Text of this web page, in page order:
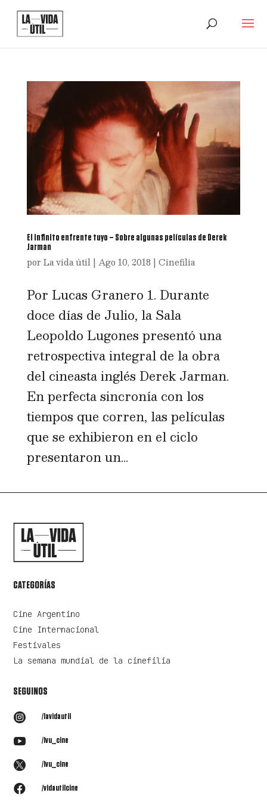
El infinito enfrente tuyo – Sobre algunas películas de Derek
Jarman
por La vida útil| Ago 10, 2018 | Cinefilia
Por Lucas Granero 1. Durante
doce días de Julio, la Sala
Leopoldo Lugones presentó una
retrospectiva integral de la obra
del cineasta inglés Derek Jarman.
En perfecta sincronía con los
tiempos que corren, las películas
que se exhibieron en el ciclo
presentaron un...
CATEGORÍAS
Cine Argentino
Cine Internacional
Festivales
La semana mundial de la cinefilia
SEGUINOS
 /lavidautil
 /lvu_cine
 /lvu_cine
 /vidautilcine